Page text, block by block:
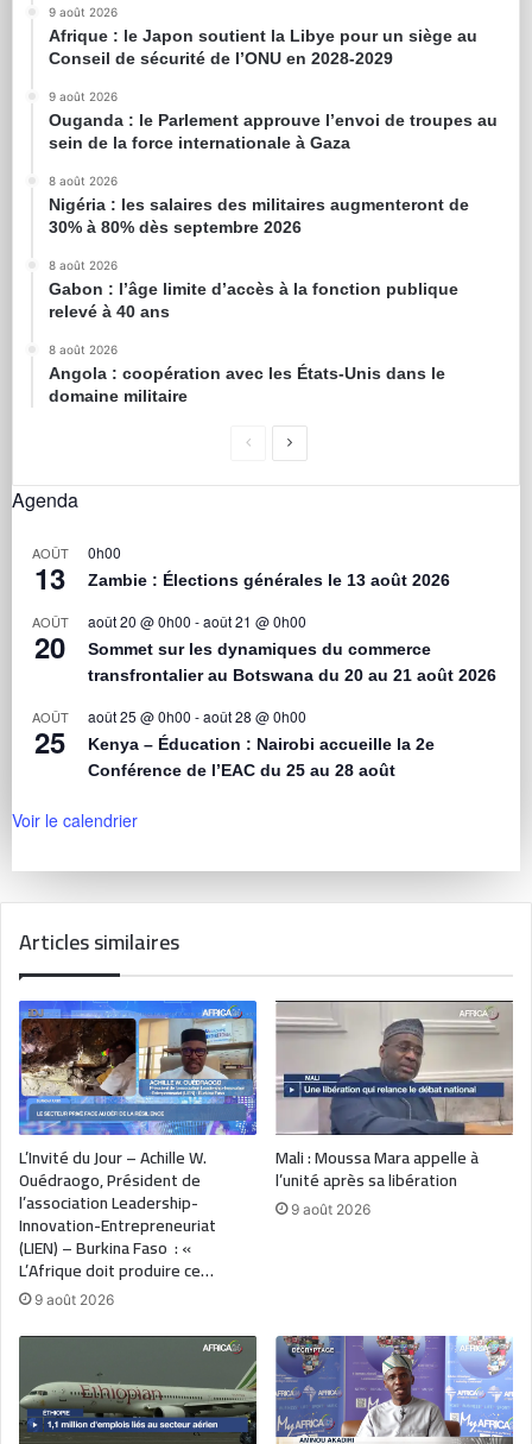
9 août 2026
Afrique : le Japon soutient la Libye pour un siège au
Conseil de sécurité de l’ONU en 2028-2029
9 août 2026
Ouganda : le Parlement approuve l’envoi de troupes au
sein de la force internationale à Gaza
8 août 2026
Nigéria : les salaires des militaires augmenteront de
30% à 80% dès septembre 2026
8 août 2026
Gabon : l’âge limite d’accès à la fonction publique
relevé à 40 ans
8 août 2026
Angola : coopération avec les États-Unis dans le
domaine militaire
Agenda
AOÛT
13
0h00
Zambie : Élections générales le 13 août 2026
AOÛT
20
août 20 @ 0h00 -août 21 @ 0h00
Sommet sur les dynamiques du commerce
transfrontalier au Botswana du 20 au 21 août 2026
AOÛT
25
août 25 @ 0h00 -août 28 @ 0h00
Kenya – Éducation : Nairobi accueille la 2e
Conférence de l’EAC du 25 au 28 août
Voir le calendrier
Articles similaires
L’Invité du Jour – Achille W.
Ouédraogo, Président de
l’association Leadership-
Innovation-Entrepreneuriat
(LIEN) – Burkina Faso : «
L’Afrique doit produire ce…
9 août 2026
Mali : Moussa Mara appelle à
l’unité après sa libération
9 août 2026